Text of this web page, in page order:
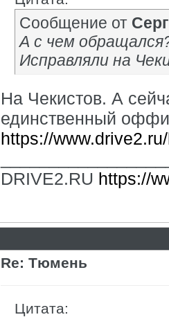
Сообщение от
А с чем
Исправляли на
На Чекистов. А
единственный
https://
DRIVE2.RU https://
Re: Тюмень
Цитата: